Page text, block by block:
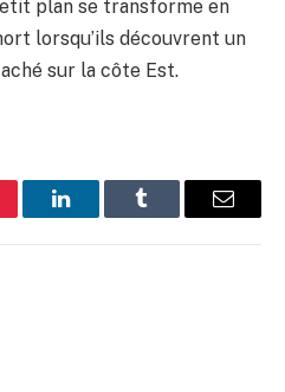
plan se transforme en
lorsqu’ils découvrent un
sur la côte Est.
LinkedInTumblr Email